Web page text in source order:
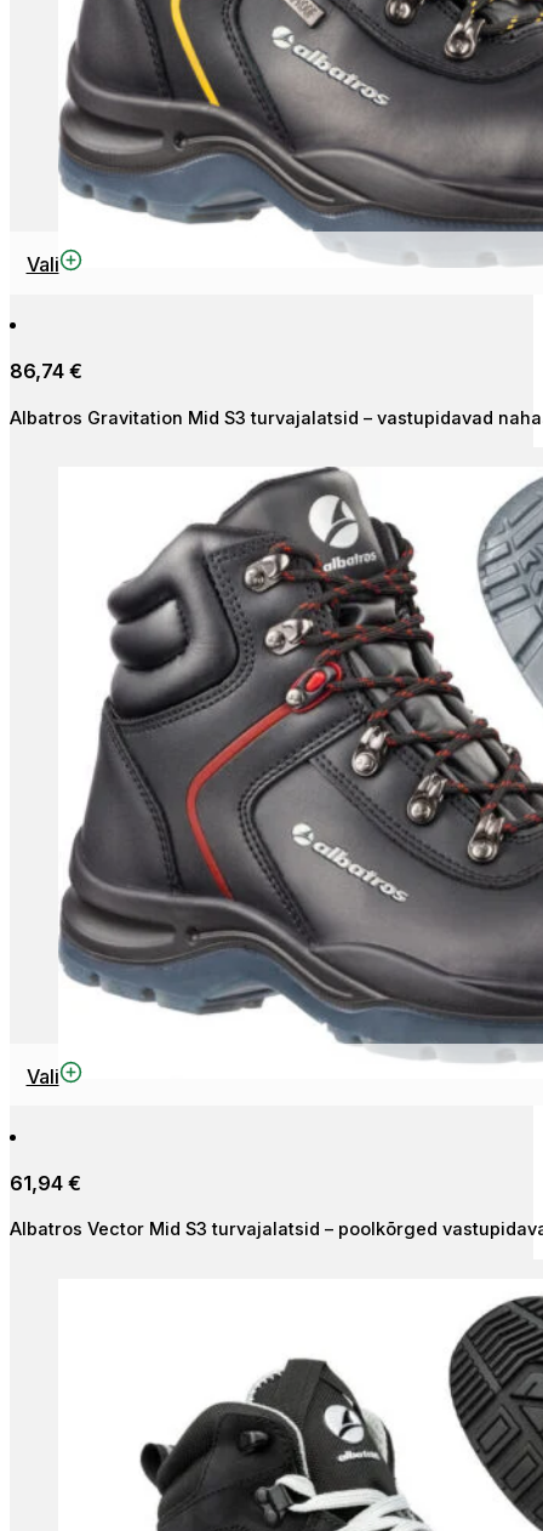
Vali
Sellel
varianti.
saab
86,74 €
Albatros Gravitation Mid S3 turvajalatsid – vastupidavad
Vali
Sellel
varianti.
saab
61,94 €
Albatros Vector Mid S3 turvajalatsid – poolkõrged